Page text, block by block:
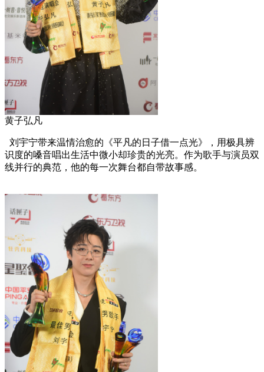
黄子弘凡
刘宇宁带来温情治愈的《平凡的日子借一点光》，用极具辨
识度的嗓音唱出生活中微小却珍贵的光亮。作为歌手与演员双
线并行的典范，他的每一次舞台都自带故事感。